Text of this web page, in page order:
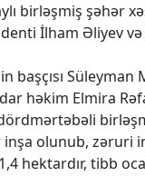
birləşmiş şəhər
İlham Əliyev
Süleyman
həkim Elmira
olunub, zəruri
hektardır, tibb